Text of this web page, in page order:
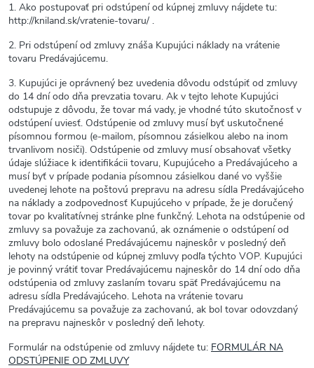
1. Ako postupovať pri odstúpení od kúpnej zmluvy nájdete tu:
http://kniland.sk/vratenie-tovaru/ .
2. Pri odstúpení od zmluvy znáša Kupujúci náklady na vrátenie
tovaru Predávajúcemu.
3. Kupujúci je oprávnený bez uvedenia dôvodu odstúpiť od zmluvy
do 14 dní odo dňa prevzatia tovaru. Ak v tejto lehote Kupujúci
odstupuje z dôvodu, že tovar má vady, je vhodné túto skutočnosť v
odstúpení uviesť. Odstúpenie od zmluvy musí byť uskutočnené
písomnou formou (e-mailom, písomnou zásielkou alebo na inom
trvanlivom nosiči). Odstúpenie od zmluvy musí obsahovať všetky
údaje slúžiace k identifikácii tovaru, Kupujúceho a Predávajúceho a
musí byť v prípade podania písomnou zásielkou dané vo vyššie
uvedenej lehote na poštovú prepravu na adresu sídla Predávajúceho
na náklady a zodpovednosť Kupujúceho v prípade, že je doručený
tovar po kvalitatívnej stránke plne funkčný. Lehota na odstúpenie od
zmluvy sa považuje za zachovanú, ak oznámenie o odstúpení od
zmluvy bolo odoslané Predávajúcemu najneskôr v posledný deň
lehoty na odstúpenie od kúpnej zmluvy podľa týchto VOP. Kupujúci
je povinný vrátiť tovar Predávajúcemu najneskôr do 14 dní odo dňa
odstúpenia od zmluvy zaslaním tovaru späť Predávajúcemu na
adresu sídla Predávajúceho. Lehota na vrátenie tovaru
Predávajúcemu sa považuje za zachovanú, ak bol tovar odovzdaný
na prepravu najneskôr v posledný deň lehoty.
Formulár na odstúpenie od zmluvy nájdete tu: FORMULÁR NA
ODSTÚPENIE OD ZMLUVY